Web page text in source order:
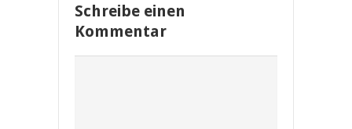
Schreibe einen
Kommentar